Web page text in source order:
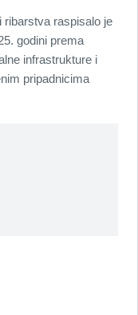
ribarstva raspisalo je
godini prema
infrastrukture i
pripadnicima